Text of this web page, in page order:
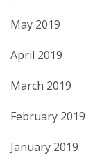
May 2019
April 2019
March 2019
February 2019
January 2019